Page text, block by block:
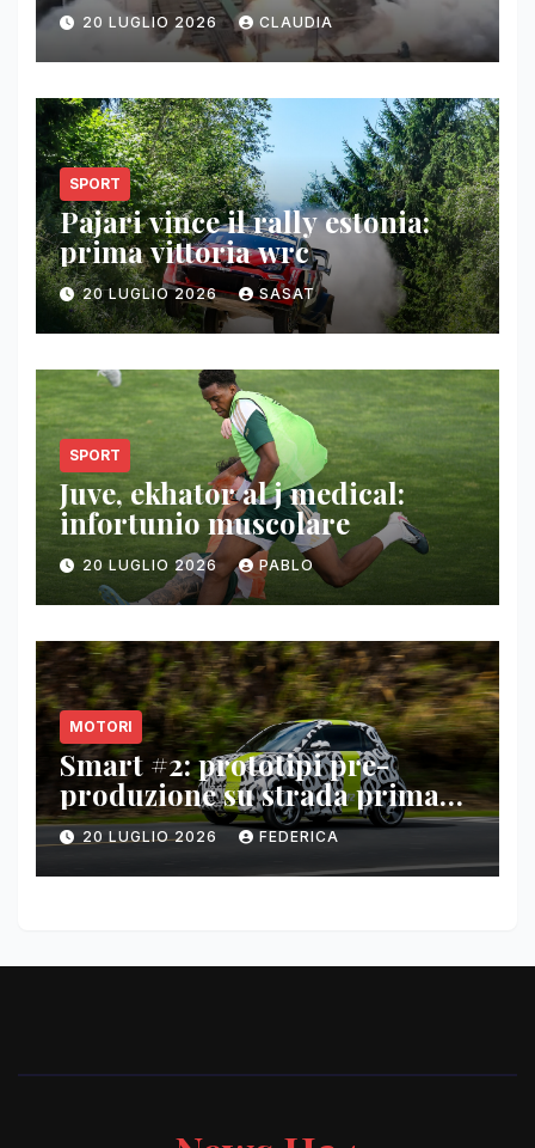
20 LUGLIO 2026 CLAUDIA
SPORT
Pajari vince il rally estonia:
prima vittoria wrc
20 LUGLIO 2026 SASAT
SPORT
Juve, ekhator al j medical:
infortunio muscolare
20 LUGLIO 2026 PABLO
MOTORI
Smart #2: prototipi pre-
produzione su strada prima
del paris motor show 2026
20 LUGLIO 2026 FEDERICA